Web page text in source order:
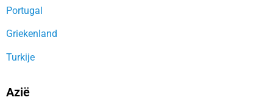
Portugal
Griekenland
Turkije
Azië